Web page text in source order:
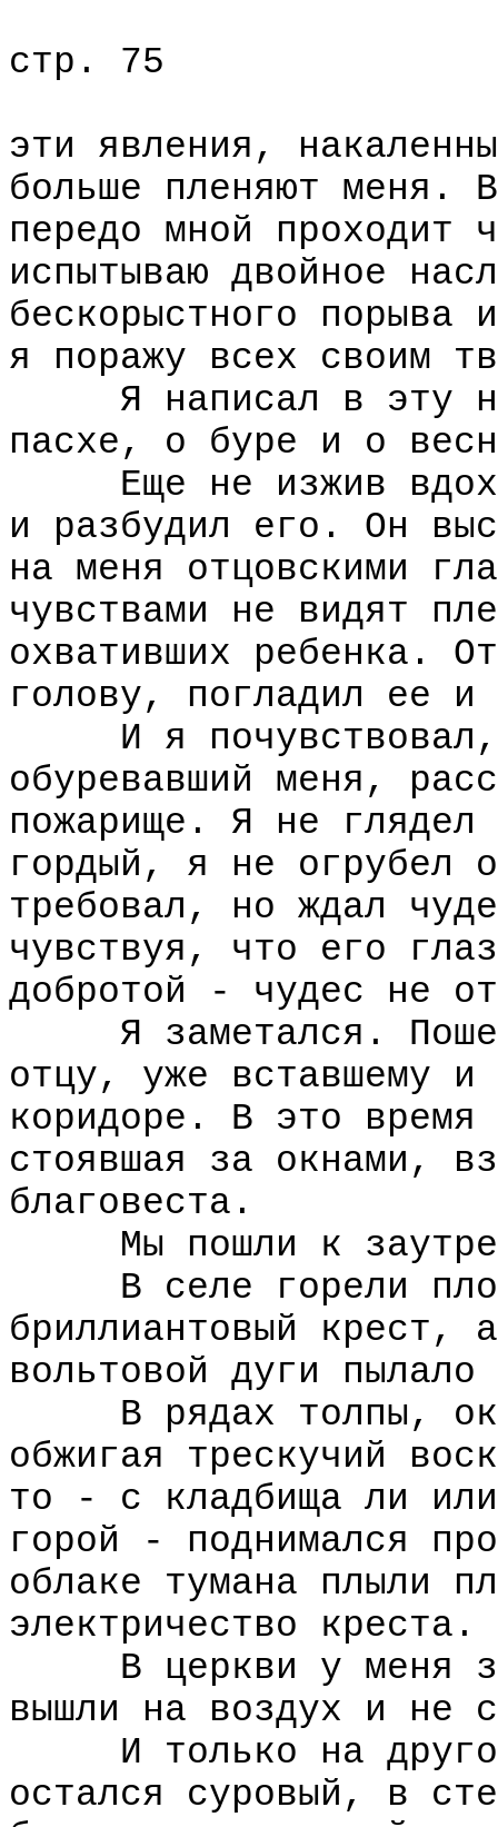
стр. 75
эти явления,
больше пленяют меня.
передо мной проходит
испытываю двойное
бескорыстного порыва
я поражу всех своим
Я написал в эту
пасхе, о буре и о
Еще не изжив
и разбудил его. Он
на меня отцовскими
чувствами не видят
охвативших ребенка.
голову, погладил ее и
И я почувствовал,
обуревавший меня,
пожарище. Я не глядел
гордый, я не огрубел
требовал, но ждал
чувствуя, что его
добротой - чудес не
Я заметался.
отцу, уже вставшему и
коридоре. В это время
стоявшая за окнами,
благовеста.
Мы пошли к
В селе горели
бриллиантовый крест,
вольтовой дуги
В рядах толпы,
обжигая трескучий
то - с кладбища ли
горой - поднимался
облаке тумана плыли
электричество креста.
В церкви у меня
вышли на воздух и не
И только на
остался суровый, в